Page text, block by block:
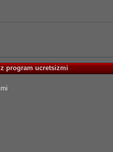
program ucretsizmi